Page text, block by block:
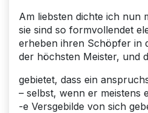
Am liebsten dichte ich nun
sie sind so formvollendet
erheben ihren Schöpfer in
der höchsten Meister, und
gebietet, dass ein
– selbst, wenn er meistens
-e Versgebilde von sich